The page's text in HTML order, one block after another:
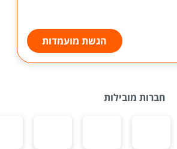
הגשת מועמדות
חברות מובילות